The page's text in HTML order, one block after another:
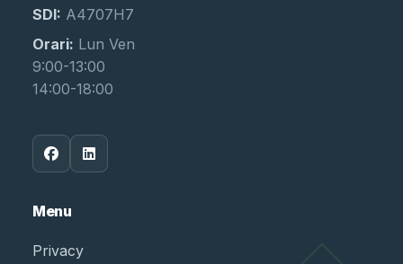
SDI: A4707H7
Orari: Lun Ven
9:00-13:00
14:00-18:00
Menu
Privacy